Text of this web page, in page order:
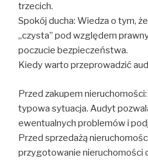
trzecich.
Spokój ducha: Wiedza o tym,
„czysta” pod względem
poczucie bezpieczeństwa.
Kiedy warto przeprowadzić
Przed zakupem
typowa sytuacja. Audyt
ewentualnych problemów i
Przed sprzedażą
przygotowanie nieruchomości